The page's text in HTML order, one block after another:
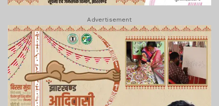
Advertisement